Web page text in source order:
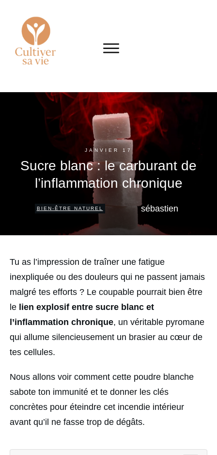
JANVIER 17
Sucre blanc : le carburant de
l’inflammation chronique
BIEN-ÊTRE NATUREL sébastien
Tu as l’impression de traîner une fatigue
inexpliquée ou des douleurs qui ne passent jamais
malgré tes efforts ? Le coupable pourrait bien être
le lien explosif entre sucre blanc et
l’inflammation chronique, un véritable pyromane
qui allume silencieusement un brasier au cœur de
tes cellules.
Nous allons voir comment cette poudre blanche
sabote ton immunité et te donner les clés
concrètes pour éteindre cet incendie intérieur
avant qu’il ne fasse trop de dégâts.